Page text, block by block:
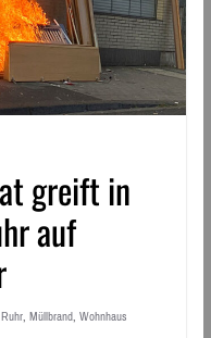
greift in
auf
, Müllbrand, Wohnhaus